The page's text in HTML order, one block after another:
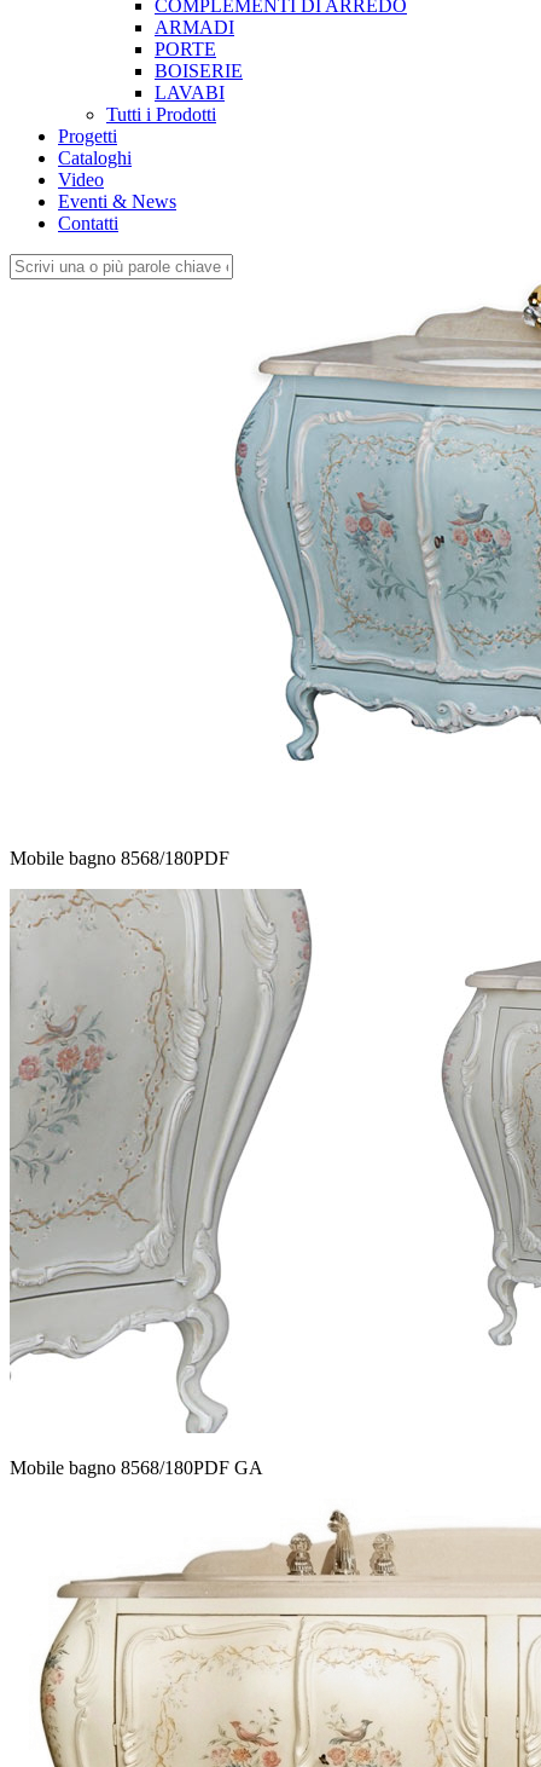
COMPLEMENTI DI ARREDO
ARMADI
PORTE
BOISERIE
LAVABI
Tutti i Prodotti
Progetti
Cataloghi
Video
Eventi & News
Contatti
Mobile bagno 8568/180PDF
Mobile bagno 8568/180PDF GA